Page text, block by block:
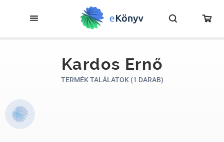
Kardos Ernő
TERMÉK TALÁLATOK (1 DARAB)